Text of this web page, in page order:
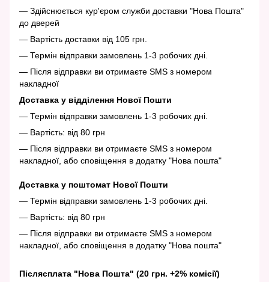
— Здійснюється кур'єром служби доставки "Нова Пошта"
до дверей
— Вартість доставки від 105 грн.
— Термін відправки замовлень 1-3 робочих дні.
— Після відправки ви отримаєте SMS з номером
накладної
Доставка у відділення Нової Пошти
— Термін відправки замовлень 1-3 робочих дні.
— Вартість: від 80 грн
— Після відправки ви отримаєте SMS з номером
накладної, або сповіщення в додатку "Нова пошта"
Доставка у поштомат Нової Пошти
— Термін відправки замовлень 1-3 робочих дні.
— Вартість: від 80 грн
— Після відправки ви отримаєте SMS з номером
накладної, або сповіщення в додатку "Нова пошта"
Післясплата "Нова Пошта" (20 грн. +2% комісії)